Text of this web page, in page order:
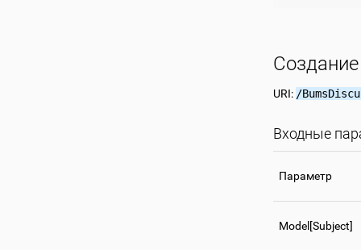
URI: /
Входные
Параметр
Model[Subject]